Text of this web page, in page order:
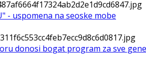
- uspomena na seoske mobe
donosi bogat program za sve